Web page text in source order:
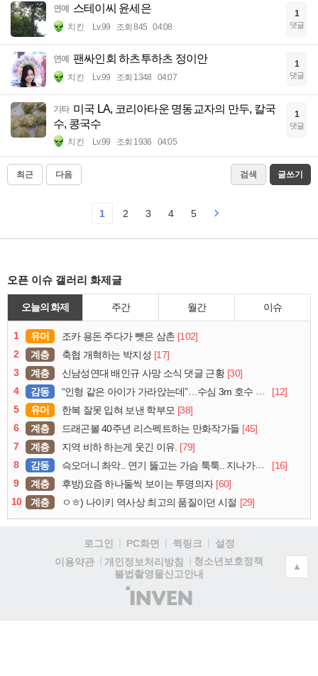
연예 스테이씨 윤세은
치킨 Lv.99 조회 845 04:08
1
댓글
연예 팬싸인회 하츠투하츠 정이안
치킨 Lv.99 조회 1348 04:07
1
댓글
기타 미국 LA, 코리아타운 명동교자의 만두, 칼국
수, 콩국수
치킨 Lv.99 조회 1936 04:05
1
댓글
최근 다음 검색 글쓰기
1 2 3 4 5
오픈 이슈 갤러리 화제글
오늘의 화제 주간 월간 이슈
1 유머 조카 용돈 주다가 뺏은 삼촌 [102]
2
계층 축협 개혁하는 박지성 [17]
3
계층 신남성연대 배인규 사망 소식 댓글 근황 [30]
4
감동 “인형 같은 아이가 가라앉는데”…수심 3m 호수 뛰어든 60대 의인
[12]
5
유머 한복 잘못 입혀 보낸 학부모 [38]
6
계층 드래곤볼 40주년 리스펙트하는 만화작가들 [45]
7
계층 지역 비하 하는게 웃긴 이유. [79]
8
감동 슥오더니 촤악.. 연기 뚫고는 가슴 툭툭.. 지나가던 아재의 정체
[16]
9
계층 후방)요즘 하나둘씩 보이는 투명의자 [60]
10
계층 ㅇㅎ) 나이키 역사상 최고의 품질이던 시절 [29]
로그인 PC화면 퀵링크
설정
이용약관
개인정보처리방침
청소년보호정책
불법촬영물신고안내
(주)
인
▲